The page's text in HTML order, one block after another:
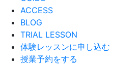
ACCESS
BLOG
TRIAL LESSON
体験レッスンに申し込む
授業予約をする